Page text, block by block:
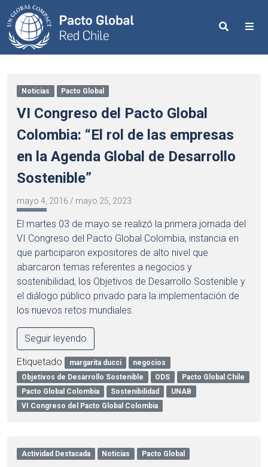
Search
Noticias Pacto Global
VI Congreso del Pacto Global
Colombia: “El rol de las empresas
en la Agenda Global de Desarrollo
Sostenible”
mayo 4, 2016 / mayo 25, 2023
El martes 03 de mayo se realizó la primera jornada del
VI Congreso del Pacto Global Colombia, instancia en
que participaron expositores de alto nivel que
abarcaron temas referentes a negocios y
sostenibilidad, los Objetivos de Desarrollo Sostenible y
el diálogo público privado para la implementación de
los nuevos retos mundiales.
Seguir leyendo
Etiquetado margarita ducci
negocios
Objetivos de Desarrollo Sostenible
ODS
Pacto Global Chile
Pacto Global Colombia
Sostenibilidad
UNAB
VI Congreso del Pacto Global Colombia
Actividad Destacada Noticias Pacto Global